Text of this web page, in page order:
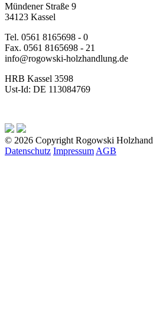
Mündener Straße 9
34123 Kassel
Tel. 0561 8165698 - 0
Fax. 0561 8165698 - 21
info@rogowski-holzhandlung.de
HRB Kassel 3598
Ust-Id: DE 113084769
© 2026 Copyright Rogowski
Datenschutz Impressum AGB